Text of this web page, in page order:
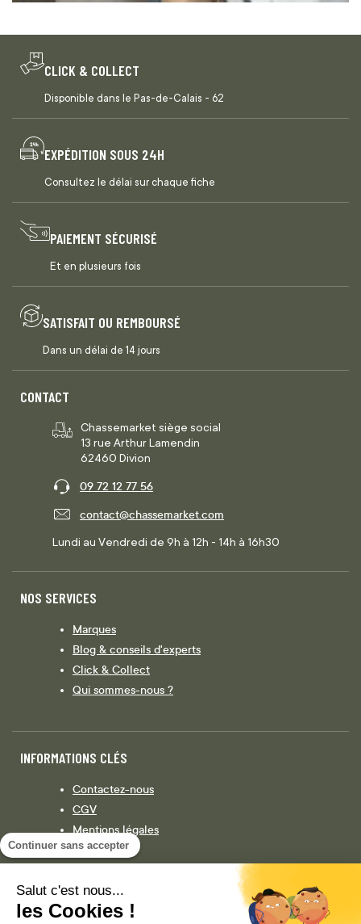
Continuer sans accepter
Salut c'est nous...
les Cookies !
CLICK & COLLECT
Disponible dans le Pas-de-Calais - 62
EXPÉDITION SOUS 24H
Consultez le délai sur chaque fiche
PAIEMENT SÉCURISÉ
Et en plusieurs fois
SATISFAIT OU REMBOURSÉ
Dans un délai de 14 jours
CONTACT
Chassemarket siège social
13 rue Arthur Lamendin
62460 Divion
09 72 12 77 56
contact@chassemarket.com
Lundi au Vendredi de 9h à 12h - 14h à 16h30
NOS SERVICES
Marques
Blog & conseils d'experts
Click & Collect
Qui sommes-nous ?
INFORMATIONS CLÉS
Contactez-nous
CGV
Mentions légales
Législation